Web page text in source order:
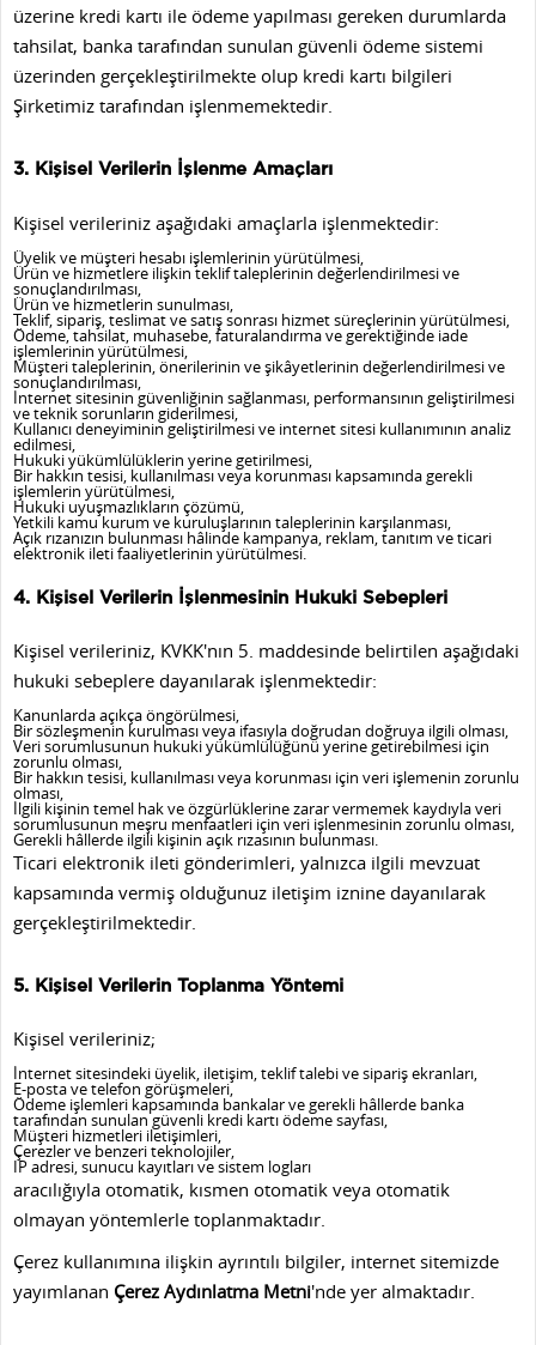
üzerine kredi kartı ile ödeme yapılması gereken durumlarda
tahsilat, banka tarafından sunulan güvenli ödeme sistemi
üzerinden gerçekleştirilmekte olup kredi kartı bilgileri
Şirketimiz tarafından işlenmemektedir.
3. Kişisel Verilerin İşlenme Amaçları
Kişisel verileriniz aşağıdaki amaçlarla işlenmektedir:
Üyelik ve müşteri hesabı işlemlerinin yürütülmesi,
Ürün ve hizmetlere ilişkin teklif taleplerinin değerlendirilmesi ve
sonuçlandırılması,
Ürün ve hizmetlerin sunulması,
Teklif, sipariş, teslimat ve satış sonrası hizmet süreçlerinin yürütülmesi,
Ödeme, tahsilat, muhasebe, faturalandırma ve gerektiğinde iade
işlemlerinin yürütülmesi,
Müşteri taleplerinin, önerilerinin ve şikâyetlerinin değerlendirilmesi ve
sonuçlandırılması,
İnternet sitesinin güvenliğinin sağlanması, performansının geliştirilmesi
ve teknik sorunların giderilmesi,
Kullanıcı deneyiminin geliştirilmesi ve internet sitesi kullanımının analiz
edilmesi,
Hukuki yükümlülüklerin yerine getirilmesi,
Bir hakkın tesisi, kullanılması veya korunması kapsamında gerekli
işlemlerin yürütülmesi,
Hukuki uyuşmazlıkların çözümü,
Yetkili kamu kurum ve kuruluşlarının taleplerinin karşılanması,
Açık rızanızın bulunması hâlinde kampanya, reklam, tanıtım ve ticari
elektronik ileti faaliyetlerinin yürütülmesi.
4. Kişisel Verilerin İşlenmesinin Hukuki Sebepleri
Kişisel verileriniz, KVKK'nın 5. maddesinde belirtilen aşağıdaki
hukuki sebeplere dayanılarak işlenmektedir:
Kanunlarda açıkça öngörülmesi,
Bir sözleşmenin kurulması veya ifasıyla doğrudan doğruya ilgili olması,
Veri sorumlusunun hukuki yükümlülüğünü yerine getirebilmesi için
zorunlu olması,
Bir hakkın tesisi, kullanılması veya korunması için veri işlemenin zorunlu
olması,
İlgili kişinin temel hak ve özgürlüklerine zarar vermemek kaydıyla veri
sorumlusunun meşru menfaatleri için veri işlenmesinin zorunlu olması,
Gerekli hâllerde ilgili kişinin açık rızasının bulunması.
Ticari elektronik ileti gönderimleri, yalnızca ilgili mevzuat
kapsamında vermiş olduğunuz iletişim iznine dayanılarak
gerçekleştirilmektedir.
5. Kişisel Verilerin Toplanma Yöntemi
Kişisel verileriniz;
İnternet sitesindeki üyelik, iletişim, teklif talebi ve sipariş ekranları,
E-posta ve telefon görüşmeleri,
Ödeme işlemleri kapsamında bankalar ve gerekli hâllerde banka
tarafından sunulan güvenli kredi kartı ödeme sayfası,
Müşteri hizmetleri iletişimleri,
Çerezler ve benzeri teknolojiler,
IP adresi, sunucu kayıtları ve sistem logları
aracılığıyla otomatik, kısmen otomatik veya otomatik
olmayan yöntemlerle toplanmaktadır.
Çerez kullanımına ilişkin ayrıntılı bilgiler, internet sitemizde
yayımlanan Çerez Aydınlatma Metni'nde yer almaktadır.